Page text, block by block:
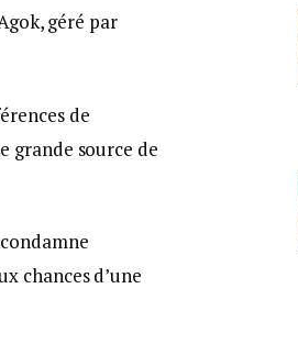
géré par
de
grande source de
chances d’une